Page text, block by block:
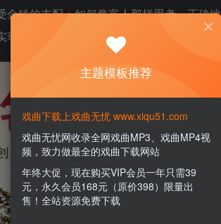
钱的支配；如何像富人那样思考，正确
财务自由。
主题模板推荐
戏曲下载上戏曲无忧 www.xiqu51.com
戏曲无忧网收录全网戏曲MP3、戏曲MP4视
频，致力做最全的戏曲下载网站
年终大促，现在购买VIP会员一年只需39
元，永久会员168元（原价398）限量出
售！全站资源免费下载